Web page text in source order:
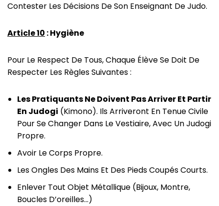
Contester Les Décisions De Son Enseignant De Judo.
Article 10 : Hygiène
Pour Le Respect De Tous, Chaque Élève Se Doit De
Respecter Les Règles Suivantes :
Les Pratiquants Ne Doivent Pas Arriver Et Partir
En Judogi (kimono). Ils Arriveront En Tenue Civile
Pour Se Changer Dans Le Vestiaire, Avec Un Judogi
Propre.
Avoir Le Corps Propre.
Les Ongles Des Mains Et Des Pieds Coupés Courts.
Enlever Tout Objet Métallique (bijoux, Montre,
Boucles D’oreilles…)